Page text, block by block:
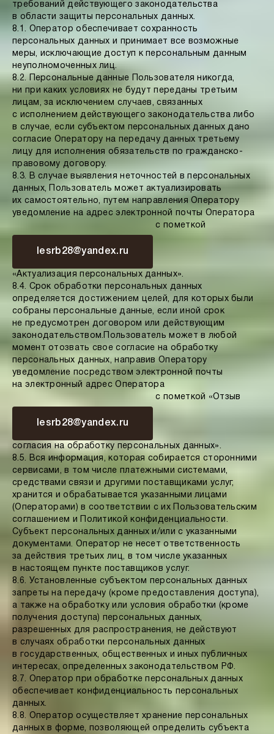
требований действующего законодательства
в области защиты персональных данных.
8.1. Оператор обеспечивает сохранность
персональных данных и принимает все возможные
меры, исключающие доступ к персональным данным
неуполномоченных лиц.
8.2. Персональные данные Пользователя никогда,
ни при каких условиях не будут переданы третьим
лицам, за исключением случаев, связанных
с исполнением действующего законодательства либо
в случае, если субъектом персональных данных дано
согласие Оператору на передачу данных третьему
лицу для исполнения обязательств по гражданско-
правовому договору.
8.3. В случае выявления неточностей в персональных
данных, Пользователь может актуализировать
их самостоятельно, путем направления Оператору
уведомление на адрес электронной почты Оператора
lesrb28@yandex.ru
с пометкой
«Актуализация персональных данных».
8.4. Срок обработки персональных данных
определяется достижением целей, для которых были
собраны персональные данные, если иной срок
не предусмотрен договором или действующим
законодательством.
Пользователь может в любой
момент отозвать свое согласие на обработку
персональных данных, направив Оператору
уведомление посредством электронной почты
на электронный адрес Оператора
lesrb28@yandex.ru
с пометкой «Отзыв
согласия на обработку персональных данных».
8.5. Вся информация, которая собирается сторонними
сервисами, в том числе платежными системами,
средствами связи и другими поставщиками услуг,
хранится и обрабатывается указанными лицами
(Операторами) в соответствии с их Пользовательским
соглашением и Политикой конфиденциальности.
Субъект персональных данных и/или с указанными
документами. Оператор не несет ответственность
за действия третьих лиц, в том числе указанных
в настоящем пункте поставщиков услуг.
8.6. Установленные субъектом персональных данных
запреты на передачу (кроме предоставления доступа),
а также на обработку или условия обработки (кроме
получения доступа) персональных данных,
разрешенных для распространения, не действуют
в случаях обработки персональных данных
в государственных, общественных и иных публичных
интересах, определенных законодательством РФ.
8.7. Оператор при обработке персональных данных
обеспечивает конфиденциальность персональных
данных.
8.8. Оператор осуществляет хранение персональных
данных в форме, позволяющей определить субъекта